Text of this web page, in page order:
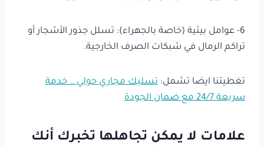
6- عوامل بيئية (خاصة بالجهراء): تسلل جذور الأشجار أو
تراكم الرمال في شبكات الصرف الخارجية.
تغطيتنا ايضا تشمل: تسليك مجاري حولي .. خدمة
سريعة 24/7 مع ضمان الجودة
علامات لا يمكن تجاهلها تخبرك أنك